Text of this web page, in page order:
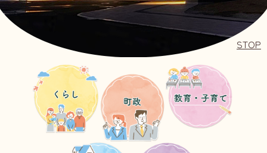
STOP
く
ら
し
町
政
教
育・
子